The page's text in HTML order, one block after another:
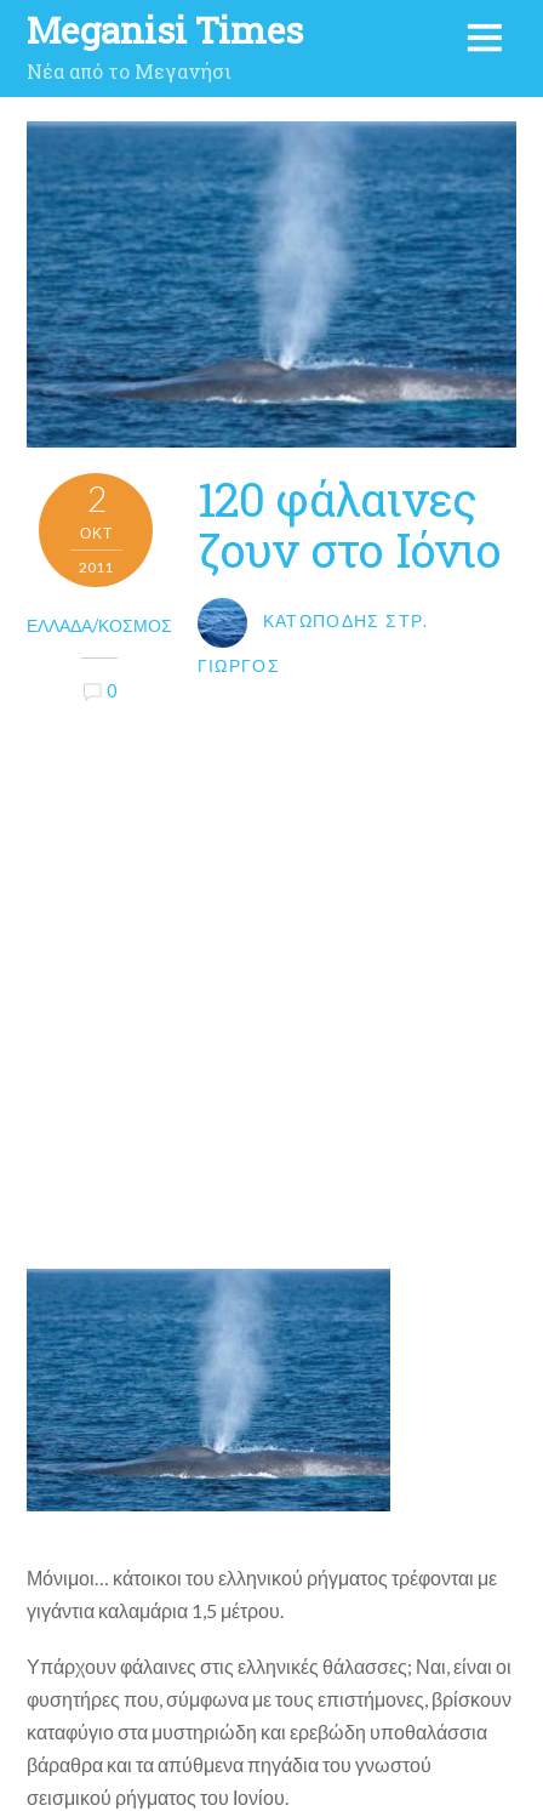
Meganisi Times
Νέα από το Μεγανήσι
2
ΟΚΤ
2011
ΕΛΛΆΔΑ/ΚΌΣΜΟΣ
0
120 φάλαινες
ζουν στο Ιόνιο
ΚΑΤΩΠΌΔΗΣ ΣΤΡ.
ΓΙΏΡΓΟΣ
Μόνιμοι… κάτοικοι του ελληνικού ρήγματος τρέφονται με
γιγάντια καλαμάρια 1,5 μέτρου.
Υπάρχουν φάλαινες στις ελληνικές θάλασσες; Ναι, είναι οι
φυσητήρες που, σύμφωνα με τους επιστήμονες, βρίσκουν
καταφύγιο στα μυστηριώδη και ερεβώδη υποθαλάσσια
βάραθρα και τα απύθμενα πηγάδια του γνωστού
σεισμικού ρήγματος του Ιονίου.